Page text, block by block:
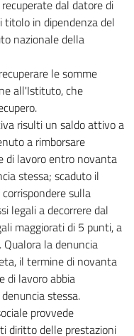
dal datore di
titolo in dipendenza del
nazionale della
le somme
all'Istituto, che
risulti un saldo attivo a
a rimborsare
di lavoro entro novanta
stessa; scaduto il
sulla
legali a decorrere dal
maggiorati di 5 punti, a
la denuncia
il termine di novanta
di lavoro abbia
stessa.
provvede
diritto delle prestazioni